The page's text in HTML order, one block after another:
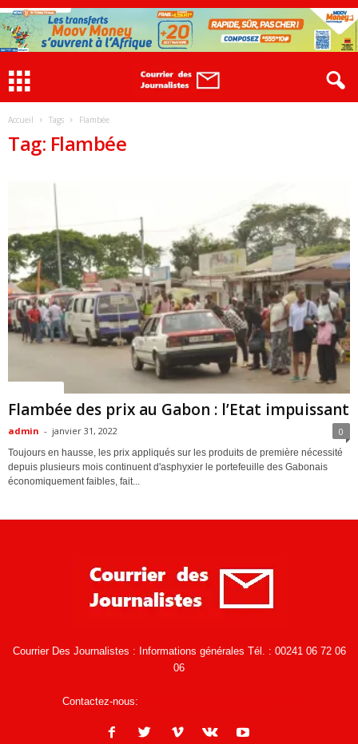
Accueil Tags Flambée
Tag: Flambée
Flambée des prix au Gabon : l’Etat impuissant
admin - janvier 31, 2022 0
Toujours en hausse, les prix appliqués sur les produits de première nécessité
depuis plusieurs mois continuent d'asphyxier le portefeuille des Gabonais
économiquement faibles, fait...
Courrier Des Journalistes : Informations générales Tél. : 00241 06 72 06
06
Contactez-nous: